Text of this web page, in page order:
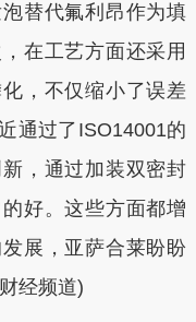
替代氟利昂作为填
在工艺方面还采用
，不仅缩小了误差
通过了ISO14001的
，通过加装双密封
好。这些方面都增
展，亚萨合莱盼盼
经频道)